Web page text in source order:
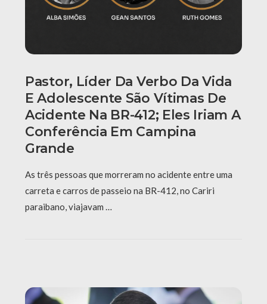
Pastor, Líder Da Verbo Da Vida
E Adolescente São Vítimas De
Acidente Na BR-412; Eles Iriam A
Conferência Em Campina
Grande
As três pessoas que morreram no acidente entre uma
carreta e carros de passeio na BR-412, no Cariri
paraibano, viajavam …